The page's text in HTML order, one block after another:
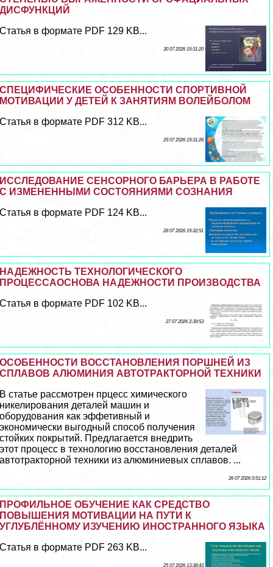
ДИСФУНКЦИЙ
Статья в формате PDF 129 KB...
30 07 2026 19:31:20
СПЕЦИФИЧЕСКИЕ ОСОБЕННОСТИ СПОРТИВНОЙ
МОТИВАЦИИ У ДЕТЕЙ К ЗАНЯТИЯМ ВОЛЕЙБОЛОМ
Статья в формате PDF 312 KB...
29 07 2026 19:31:26
ИССЛЕДОВАНИЕ СЕНСОРНОГО БАРЬЕРА В РАБОТЕ
С ИЗМЕНЕННЫМИ СОСТОЯНИЯМИ СОЗНАНИЯ
Статья в формате PDF 124 KB...
28 07 2026 19:32:51
НАДЕЖНОСТЬ ТЕХНОЛОГИЧЕСКОГО
ПРОЦЕССАОСНОВА НАДЕЖНОСТИ ПРОИЗВОДСТВА
Статья в формате PDF 102 KB...
27 07 2026 2:39:53
ОСОБЕННОСТИ ВОССТАНОВЛЕНИЯ ПОРШНЕЙ ИЗ
СПЛАВОВ АЛЮМИНИЯ АВТОТРАКТОРНОЙ ТЕХНИКИ
В статье рассмотрен прцесс химического
никелирования деталей машин и
оборудования как эффетивный и
экономически выгодный способ получения
стойких покрытий. Предлагается внедрить
этот процесс в технологию восстановления деталей
автотpaкторной техники из алюминиевых сплавов. ...
26 07 2026 0:51:12
ПРОФИЛЬНОЕ ОБУЧЕНИЕ КАК СРЕДСТВО
ПОВЫШЕНИЯ МОТИВАЦИИ НА ПУТИ К
УГЛУБЛЁННОМУ ИЗУЧЕНИЮ ИНОСТРАННОГО ЯЗЫКА
Статья в формате PDF 263 KB...
25 07 2026 13:38:43